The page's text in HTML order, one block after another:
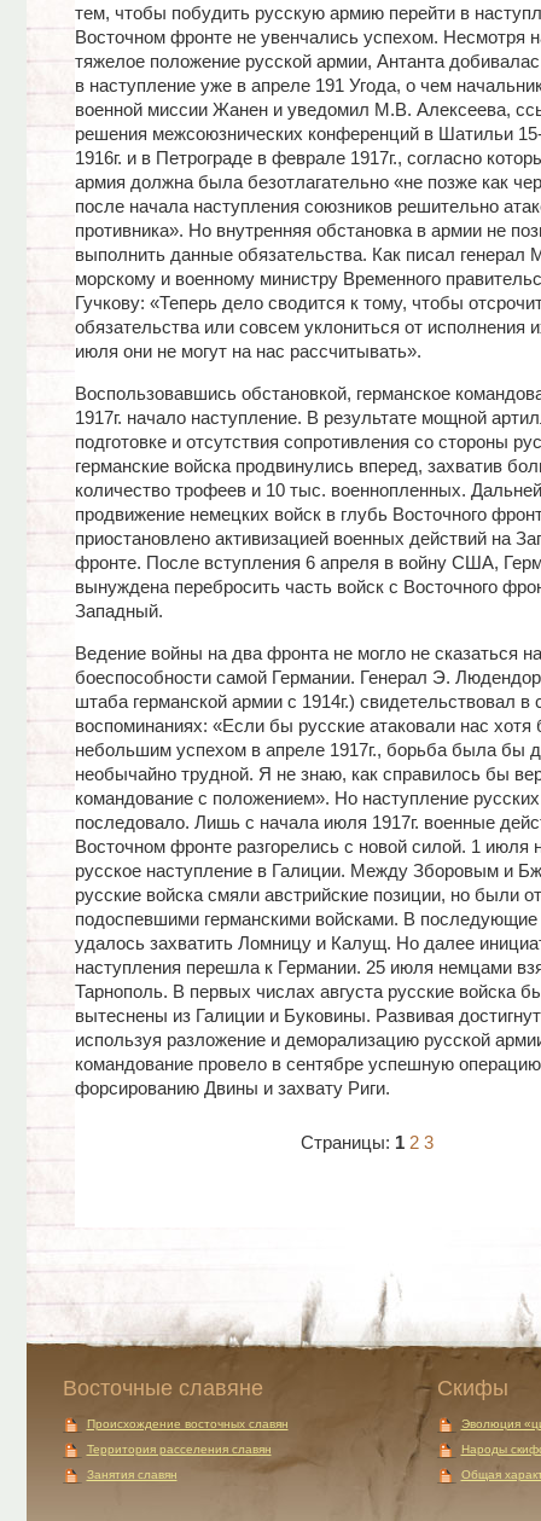
тем, чтобы побудить русскую армию перейти в
Восточном фронте не увенчались успехом. Несмотря
тяжелое положение русской армии, Антанта
в наступление уже в апреле 191 Угода, о чем
военной миссии Жанен и уведомил М.В. Алексеева,
решения межсоюзнических конференций в Шатильи
1916г. и в Петрограде в феврале 1917г., согласно
армия должна была безотлагательно «не позже как
после начала наступления союзников решительно
противника». Но внутренняя обстановка в армии не
выполнить данные обязательства. Как писал генерал
морскому и военному министру Временного
Гучкову: «Теперь дело сводится к тому, чтобы
обязательства или совсем уклониться от исполнения
июля они не могут на нас рассчитывать».
Воспользовавшись обстановкой, германское
1917г. начало наступление. В результате мощной
подготовке и отсутствия сопротивления со стороны
германские войска продвинулись вперед, захватив
количество трофеев и 10 тыс. военнопленных.
продвижение немецких войск в глубь Восточного
приостановлено активизацией военных действий на
фронте. После вступления 6 апреля в войну США,
вынуждена перебросить часть войск с Восточного
Западный.
Ведение войны на два фронта не могло не сказаться на
боеспособности самой Германии. Генерал Э.
штаба германской армии с 1914г.) свидетельствовал в
воспоминаниях: «Если бы русские атаковали нас хотя
небольшим успехом в апреле 1917г., борьба была бы
необычайно трудной. Я не знаю, как справилось бы
командование с положением». Но наступление
последовало. Лишь с начала июля 1917г. военные
Восточном фронте разгорелись с новой силой. 1 июля
русское наступление в Галиции. Между Зборовым и
русские войска смяли австрийские позиции, но были
подоспевшими германскими войсками. В последующие
удалось захватить Ломницу и Калущ. Но далее
наступления перешла к Германии. 25 июля немцами
Тарнополь. В первых числах августа русские войска
вытеснены из Галиции и Буковины. Развивая
используя разложение и деморализацию русской
командование провело в сентябре успешную
форсированию Двины и захвату Риги.
Страницы: 1 2 3
Восточные славяне
Происхождение восточных славян
Территория расселения славян
Занятия славян
Скифы
Эволюция
Народы
Общая